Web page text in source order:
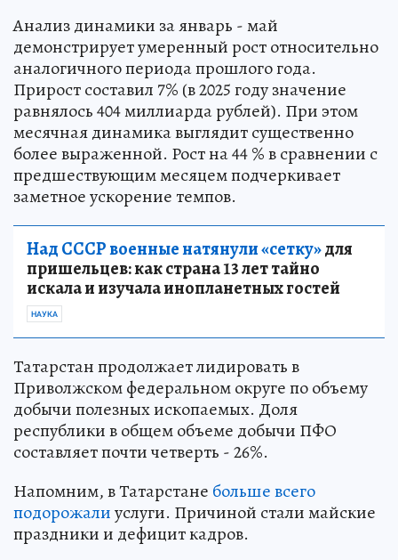
Анализ динамики за январь - май
демонстрирует умеренный рост относительно
аналогичного периода прошлого года.
Прирост составил 7% (в 2025 году значение
равнялось 404 миллиарда рублей). При этом
месячная динамика выглядит существенно
более выраженной. Рост на 44 % в сравнении с
предшествующим месяцем подчеркивает
заметное ускорение темпов.
Над СССР военные натянули «сетку»для
пришельцев: как страна 13 лет тайно
искала и изучала инопланетных гостей
НАУКА
Татарстан продолжает лидировать в
Приволжском федеральном округе по объему
добычи полезных ископаемых. Доля
республики в общем объеме добычи ПФО
составляет почти четверть - 26%.
Напомним, в Татарстане больше всего
подорожалиуслуги. Причиной стали майские
праздники и дефицит кадров.